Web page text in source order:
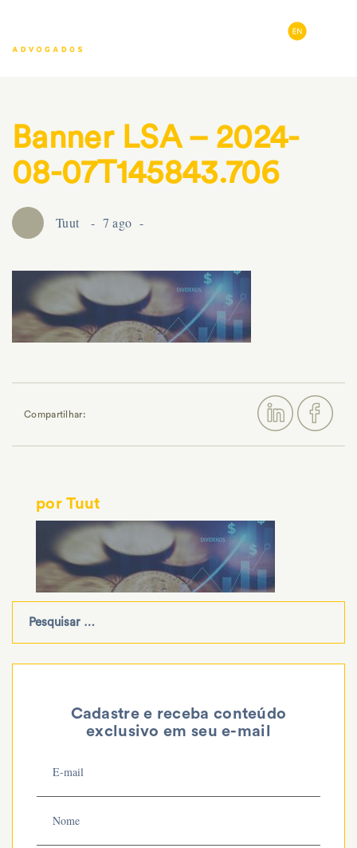
Banner LSA – 2024-
08-07T145843.706
Tuut 7 ago
Compartilhar:
por Tuut
Cadastre e receba conteúdo
exclusivo em seu e-mail